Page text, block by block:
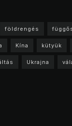
földrengés
Kína kütyük
Ukrajna